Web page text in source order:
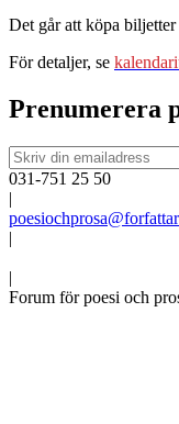
Det går att köpa
För detaljer, se
Prenumerera
031-751 25 50
|
|
|
Forum för poesi och